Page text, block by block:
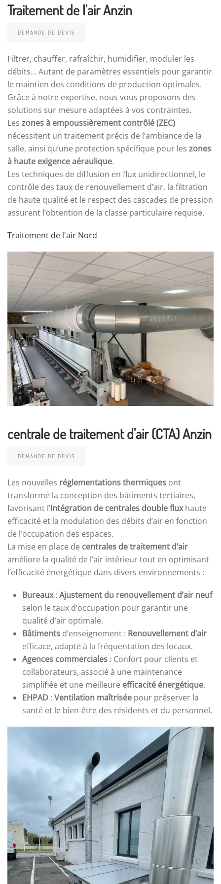
Traitement de l'air Anzin
DEMANDE DE DEVIS
Filtrer, chauffer, rafraîchir, humidifier, moduler les
débits… Autant de paramètres essentiels pour garantir
le maintien des conditions de production optimales.
Grâce à notre expertise, nous vous proposons des
solutions sur mesure adaptées à vos contraintes.
Les zones à empoussièrement contrôlé (ZEC)
nécessitent un traitement précis de l’ambiance de la
salle, ainsi qu’une protection spécifique pour les zones
à haute exigence aéraulique.
Les techniques de diffusion en flux unidirectionnel, le
contrôle des taux de renouvellement d’air, la filtration
de haute qualité et le respect des cascades de pression
assurent l’obtention de la classe particulaire requise.
Traitement de l'air Nord
centrale de traitement d'air (CTA) Anzin
DEMANDE DE DEVIS
Les nouvelles réglementations thermiques ont
transformé la conception des bâtiments tertiaires,
favorisant l’intégration de centrales double fluxhaute
efficacité et la modulation des débits d’air en fonction
de l’occupation des espaces.
La mise en place de centrales de traitement d’air
améliore la qualité de l’air intérieur tout en optimisant
l’efficacité énergétique dans divers environnements :
Bureaux: Ajustement du renouvellement d’air neuf
selon le taux d’occupation pour garantir une
qualité d’air optimale.
Bâtiments d’enseignement : Renouvellement d’air
efficace, adapté à la fréquentation des locaux.
Agences commerciales : Confort pour clients et
collaborateurs, associé à une maintenance
simplifiée et une meilleure efficacité énergétique.
EHPAD : Ventilation maîtrisée pour préserver la
santé et le bien-être des résidents et du personnel.